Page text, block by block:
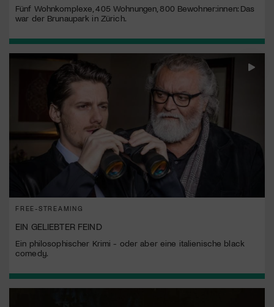
Fünf Wohnkomplexe, 405 Wohnungen, 800 Bewohner:innen: Das
war der Brunaupark in Zürich.
FREE-STREAMING
EIN GELIEBTER FEIND
Ein philosophischer Krimi - oder aber eine italienische black
comedy.